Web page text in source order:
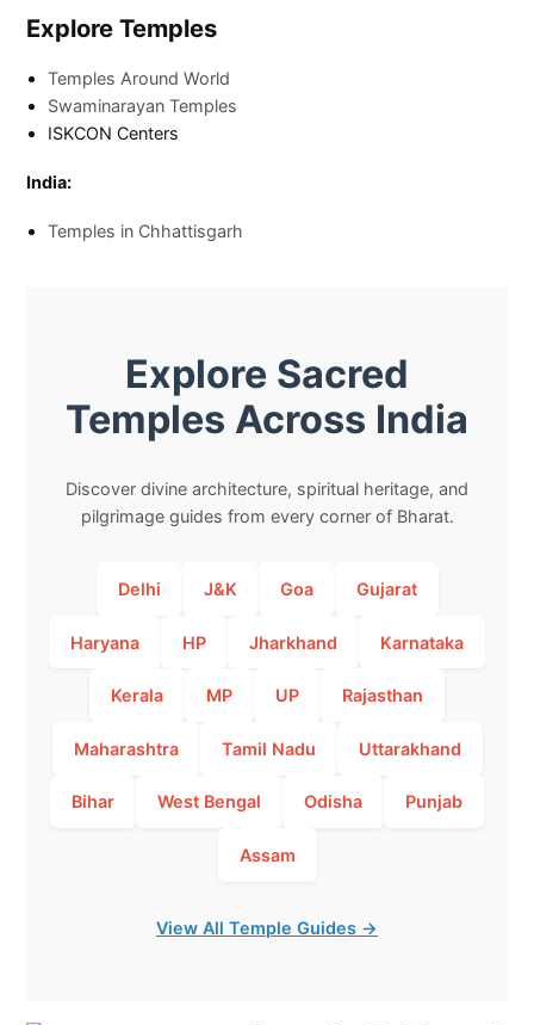
Explore Temples
Temples Around World
Swaminarayan Temples
ISKCON Centers
India:
Temples in Chhattisgarh
Explore Sacred
Temples Across India
Discover divine architecture, spiritual heritage, and
pilgrimage guides from every corner of Bharat.
Delhi J&K Goa Gujarat
Haryana HP Jharkhand Karnataka
Kerala MP UP Rajasthan
Maharashtra Tamil Nadu Uttarakhand
Bihar West Bengal Odisha Punjab
Assam
View All Temple Guides →